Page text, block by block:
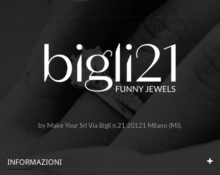
by Make Your Srl Via Bigli n.21 20121 Milano (MI).
INFORMAZIONI